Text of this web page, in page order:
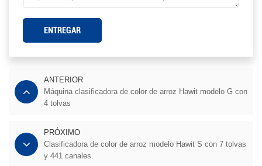
ENTREGAR
ANTERIOR
Máquina clasificadora de color de arroz Hawit modelo G con
4 tolvas
PRÓXIMO
Clasificadora de color de arroz modelo Hawit S con 7 tolvas
y 441 canales.